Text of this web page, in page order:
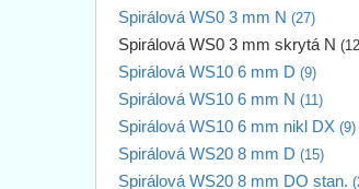
Spirálová WS0 3 mm N (27)
Spirálová WS0 3 mm skrytá N
Spirálová WS10 6 mm D (9)
Spirálová WS10 6 mm N (11)
Spirálová WS10 6 mm nikl DX (9)
Spirálová WS20 8 mm D (15)
Spirálová WS20 8 mm DO stan.